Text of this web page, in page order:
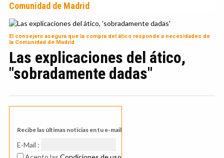
Comunidad de Madrid
El consejero asegura que la compra del ático responde a necesidades de
la Comunidad de Madrid
Las explicaciones del ático,
"sobradamente dadas"
Recibe las últimas noticias en tu e-mail
E-Mail :